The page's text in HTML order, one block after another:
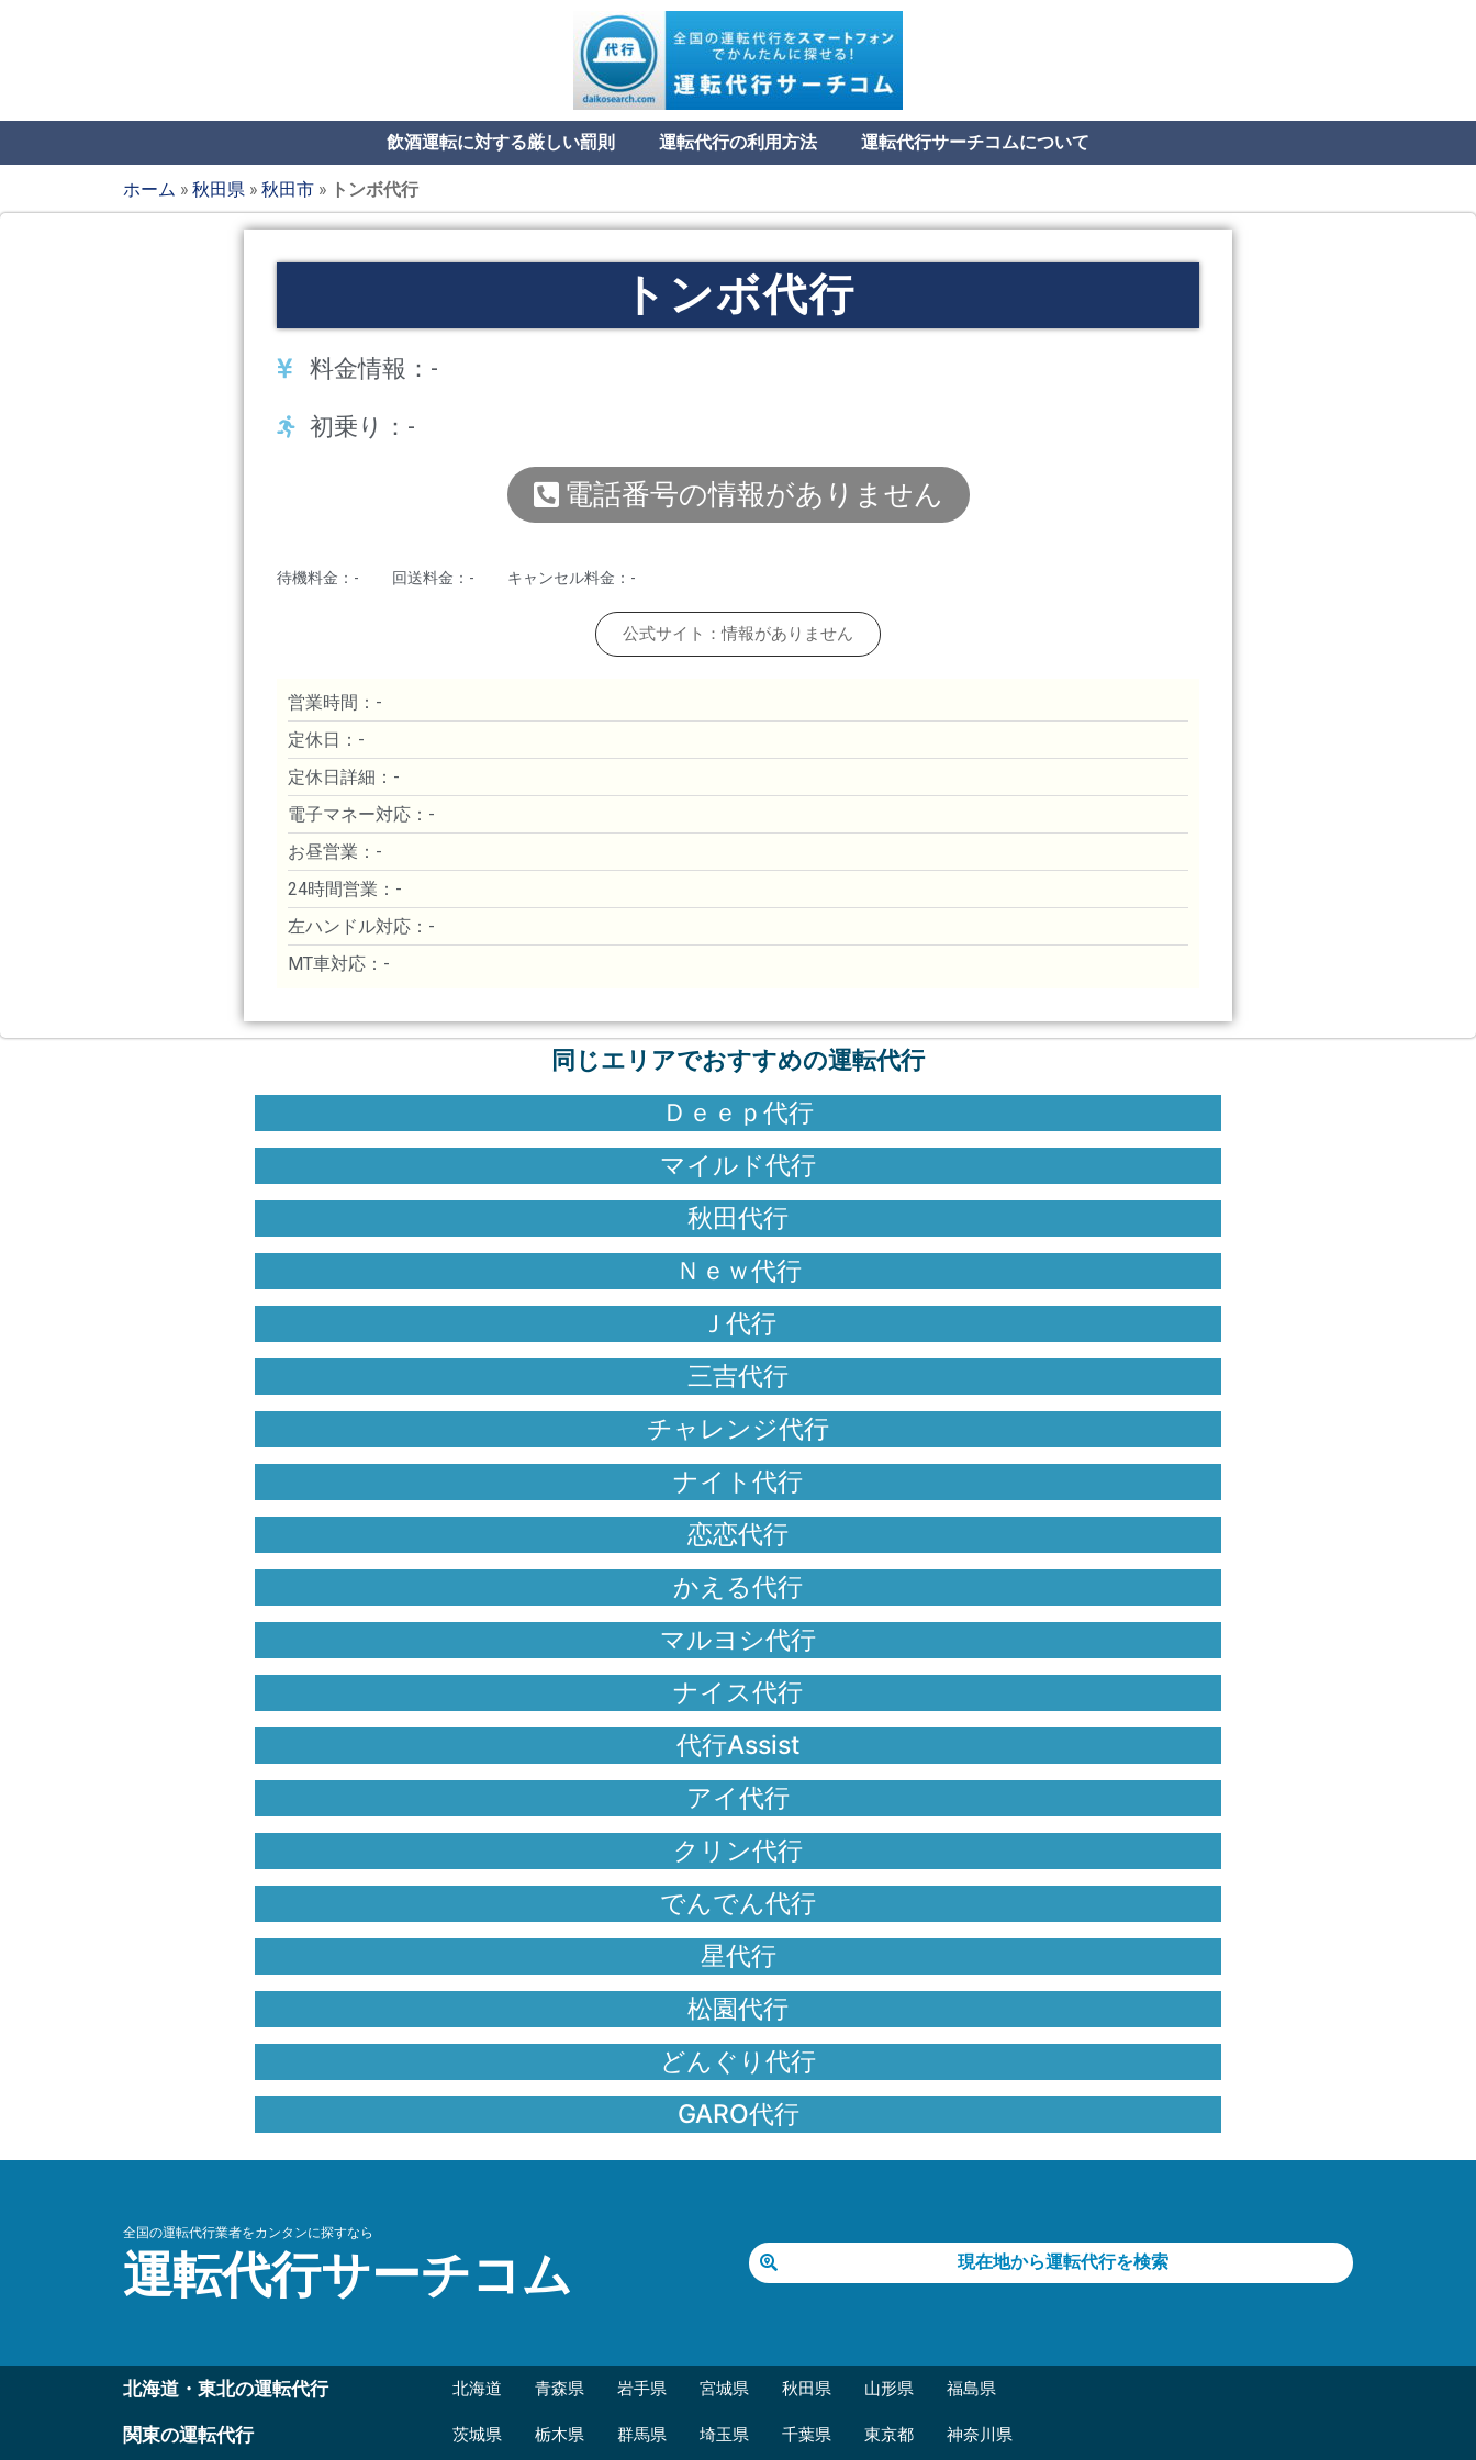
飲酒運転に対する厳しい罰則 運転代行の利用方法 運転代行サーチコムについて
ホーム »秋田県 »秋田市 » トンボ代行
トンボ代行
料金情報：-
初乗り：-
電話番号の情報がありません
待機料金：- 回送料金：- キャンセル料金：-
公式サイト：情報がありません
営業時間：-
定休日：-
定休日詳細：-
電子マネー対応：-
お昼営業：-
24時間営業：-
左ハンドル対応：-
MT車対応：-
同じエリアでおすすめの運転代行
Ｄｅｅｐ代行
マイルド代行
秋田代行
Ｎｅｗ代行
Ｊ代行
三吉代行
チャレンジ代行
ナイト代行
恋恋代行
かえる代行
マルヨシ代行
ナイス代行
代行Assist
アイ代行
クリン代行
でんでん代行
星代行
松園代行
どんぐり代行
GARO代行
全国の運転代行業者をカンタンに探すなら
運転代行サーチコム 現在地から運転代行を検索
北海道・東北の運転代行 北海道 青森県 岩手県 宮城県 秋田県 山形県 福島県
関東の運転代行 茨城県 栃木県 群馬県 埼玉県 千葉県 東京都 神奈川県